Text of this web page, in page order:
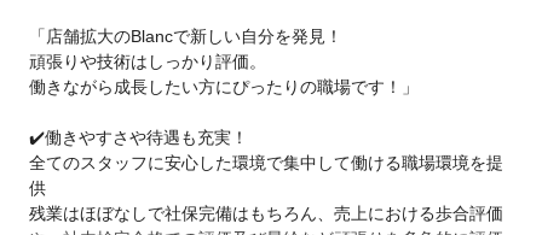
「店舗拡大のBlancで新しい自分を発見！
頑張りや技術はしっかり評価。
働きながら成長したい方にぴったりの職場です！」
✔️働きやすさや待遇も充実！
全てのスタッフに安心した環境で集中して働ける職場環境を提
供
残業はほぼなしで社保完備はもちろん、売上における歩合評価